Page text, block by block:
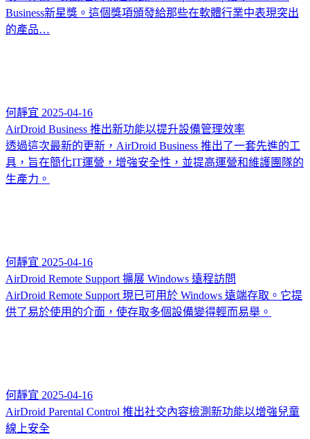
Business新星獎。這個獎項頒發給那些在軟體行業中表現突出
的產品…
何靜宜 2025-04-16
AirDroid Business 推出新功能以提升設備管理效率
透過這次最新的更新，AirDroid Business 推出了一套先進的工
具，旨在簡化IT運營，增強安全性，並提高運營和維護團隊的
生產力。
何靜宜 2025-04-16
AirDroid Remote Support 擴展 Windows 遠程訪問
AirDroid Remote Support 現已可用於 Windows 遠端存取。它提
供了易於使用的介面，使存取多個設備變得輕而易舉。
何靜宜 2025-04-16
AirDroid Parental Control 推出社交內容檢測新功能以增強兒童
線上安全